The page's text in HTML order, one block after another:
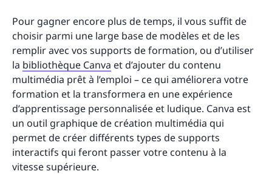
Pour gagner encore plus de temps, il vous suffit de
choisir parmi une large base de modèles et de les
remplir avec vos supports de formation, ou d’utiliser
la bibliothèque Canva et d’ajouter du contenu
multimédia prêt à l’emploi – ce qui améliorera votre
formation et la transformera en une expérience
d’apprentissage personnalisée et ludique. Canva est
un outil graphique de création multimédia qui
permet de créer différents types de supports
interactifs qui feront passer votre contenu à la
vitesse supérieure.